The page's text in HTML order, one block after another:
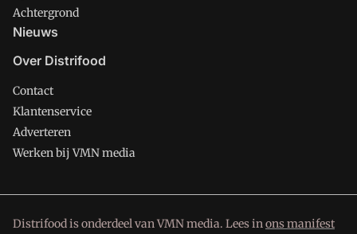
Achtergrond
Nieuws
Over Distrifood
Contact
Klantenservice
Adverteren
Werken bij VMN media
Distrifood is onderdeel van VMN media. Lees inons manifest